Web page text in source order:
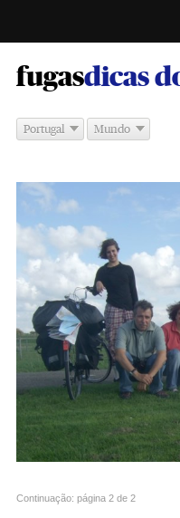
fugasdicas
Portugal Mundo
Continuação: página 2 de 2